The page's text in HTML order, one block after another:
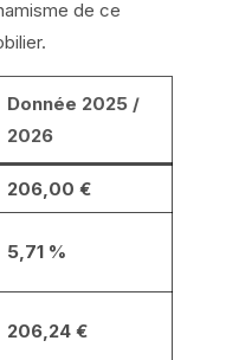
de ce
Donnée 2025 /
2026
206,00 €
5,71 %
206,24 €